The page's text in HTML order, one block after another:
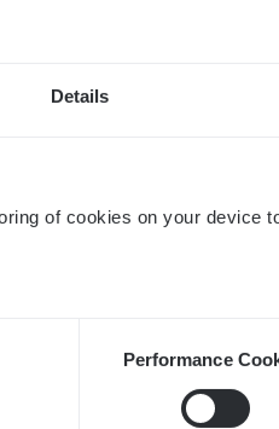
Details
of cookies on your device
Performance